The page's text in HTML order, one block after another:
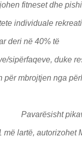
fitneset dhe
individuale
deri në 40% të
sipërfaqeve, duke
për mbrojtjen nga
pikave
më lartë, autorizohet